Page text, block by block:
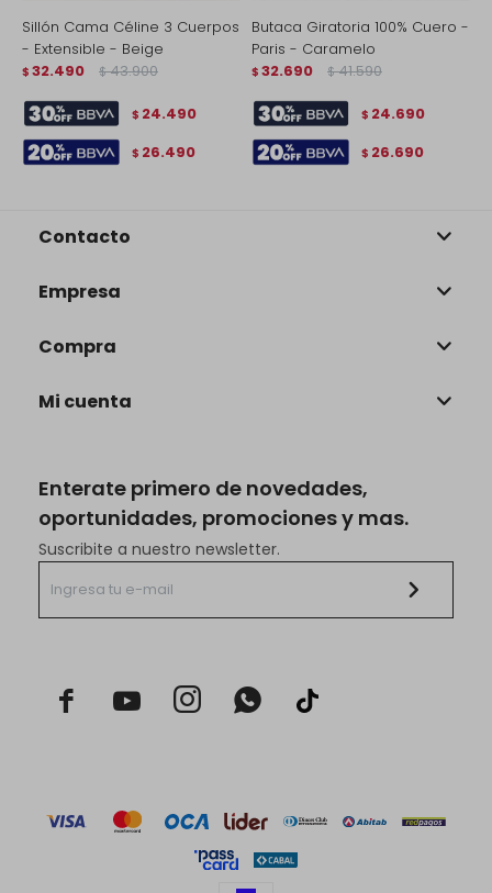
Sillón Cama Céline 3 Cuerpos
- Extensible - Beige
$ 32.490 $ 43.900
$ 24.490
$ 26.490
Butaca Giratoria 100% Cuero -
Paris - Caramelo
$ 32.690 $ 41.590
$ 24.690
$ 26.690
Enterate primero de novedades,
oportunidades, promociones y mas.
Suscribite a nuestro newsletter.
  
Contacto
Empresa
Compra
Mi cuenta